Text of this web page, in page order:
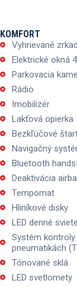
KOMFORT
Vyhrievané
Elektrické okná
Parkovacia
Rádio
Imobilizér
Lakťová opierka
Bezkľúčové
Navigačný
Bluetooth
Deaktivácia
Tempomat
Hliníkové disky
LED denné
Systém kontroly
pneumatikách
Tónované sklá
LED svetlomety